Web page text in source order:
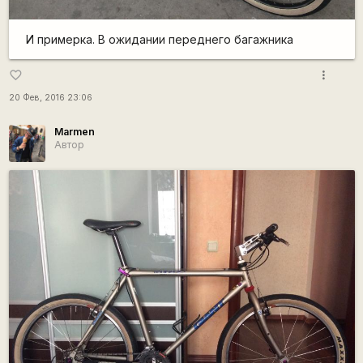
И примерка. В ожидании переднего багажника
favorite_border
20 Фев, 2016 23:06
more_vert
Marmen
Автор